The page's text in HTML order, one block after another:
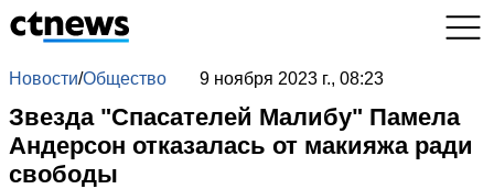
Новости/Общество 9 ноября 2023 г., 08:23
Звезда "Спасателей Малибу" Памела
Андерсон отказалась от макияжа ради
свободы